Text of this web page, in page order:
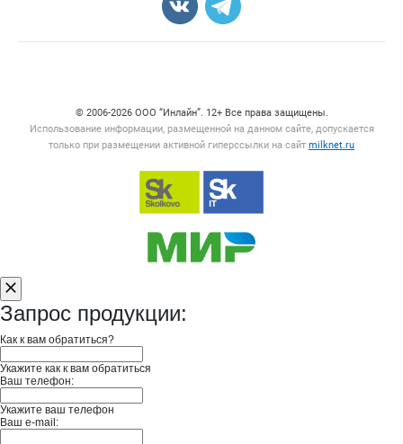
© 2006‑2026 ООО “Инлайн”. 12+ Все права защищены.
Использование информации, размещенной на данном сайте, допускается
только при размещении активной гиперссылки на сайт milknet.ru
Запрос продукции:
Как к вам обратиться?
Укажите как к вам обратиться
Ваш телефон:
Укажите ваш телефон
Ваш e-mail: